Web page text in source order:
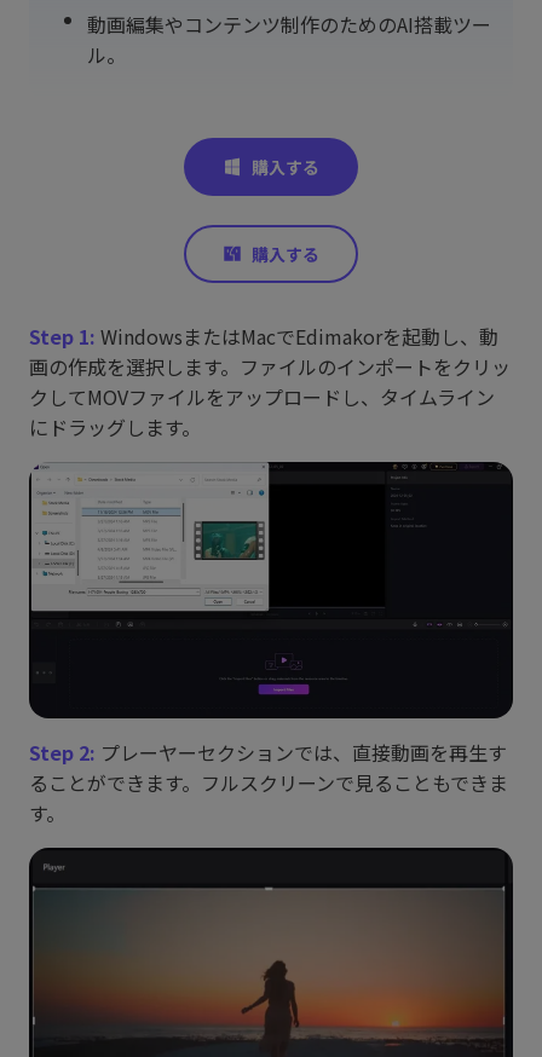
動画編集やコンテンツ制作のためのAI搭載ツー
ル。
Step 1: WindowsまたはMacでEdimakorを起動し、動
画の作成を選択します。ファイルのインポートをクリッ
クしてMOVファイルをアップロードし、タイムライン
にドラッグします。
Step 2: プレーヤーセクションでは、直接動画を再生す
ることができます。フルスクリーンで見ることもできま
す。